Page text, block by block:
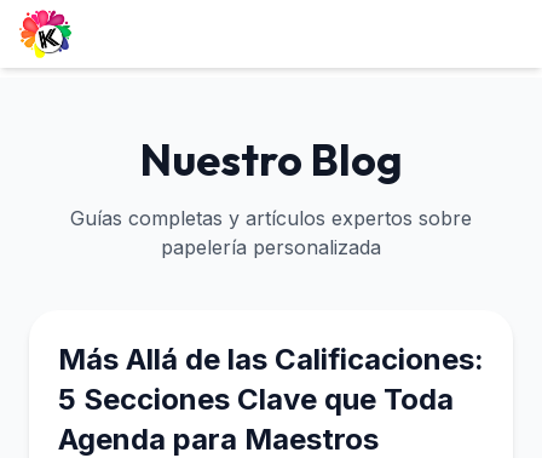
Nuestro Blog
Guías completas y artículos expertos sobre
papelería personalizada
Más Allá de las Calificaciones:
5 Secciones Clave que Toda
Agenda para Maestros